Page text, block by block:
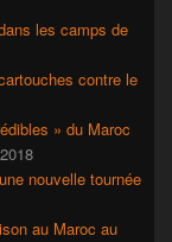
les camps de
contre le
» du Maroc
nouvelle tournée
au Maroc au